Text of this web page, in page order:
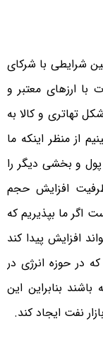
شرایطی با شرکای
با ارزهای معتبر و
تهاتری و کالا به
از منظر اینکه ما
و بخشی دیگر را
افزایش حجم
۱۰ میلیارد دلار است اگر ما بپذیریم که
افزایش پیدا کند
در حوزه انرژی در
باشند بنابراین این
نفت ایجاد کند.